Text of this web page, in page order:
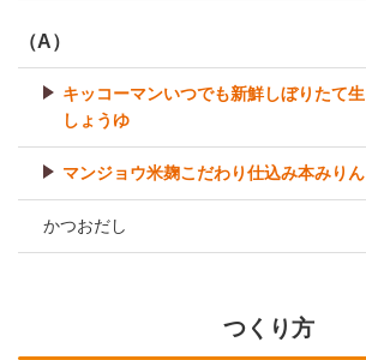
（A）
キッコーマンいつでも新鮮しぼりたて生
しょうゆ
マンジョウ米麹こだわり仕込み本みりん
かつおだし
つくり方